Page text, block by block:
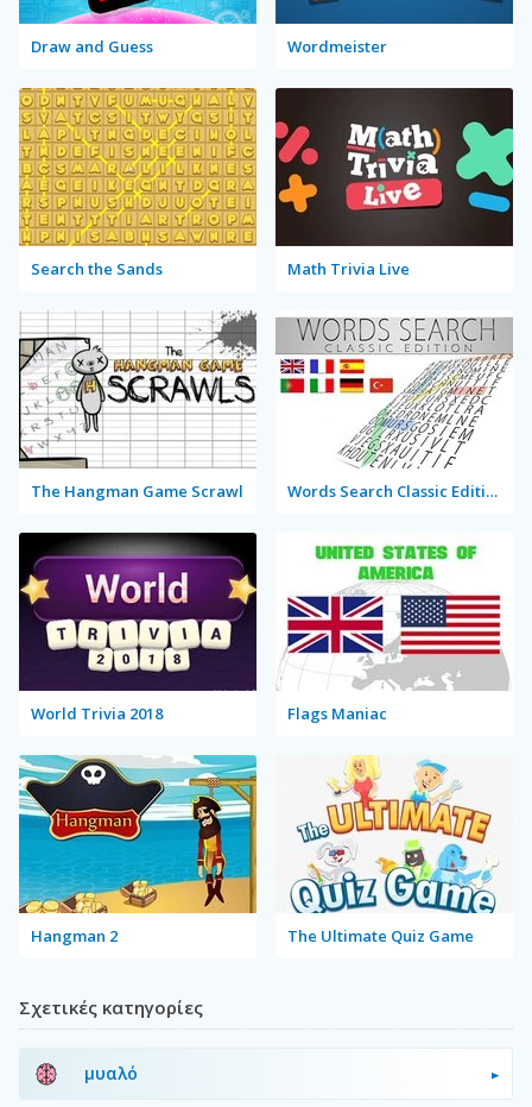
Draw and Guess Wordmeister
Search the Sands Math Trivia Live
The Hangman Game Scrawl Words Search Classic Edition
World Trivia 2018 Flags Maniac
Hangman 2 The Ultimate Quiz Game
Σχετικές κατηγορίες
μυαλό